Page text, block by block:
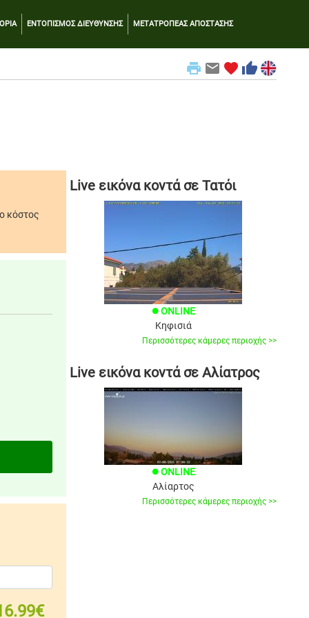
ΕΝΤΟΠΙΣΜΟΣ ΔΙΕΥΘΥΝΣΗΣ ΜΕΤΑΤΡΟΠΕΑΣ ΑΠΟΣΤΑΣΗΣ
print email favorite thumb_up
κόστος
Live εικόνα κοντά σε Τατόι
brightness_1 ONLINE
Κηφισιά
Περισσότερες κάμερες περιοχής >>
Live εικόνα κοντά σε Αλίατρος
brightness_1 ONLINE
Αλίαρτος
Περισσότερες κάμερες περιοχής >>